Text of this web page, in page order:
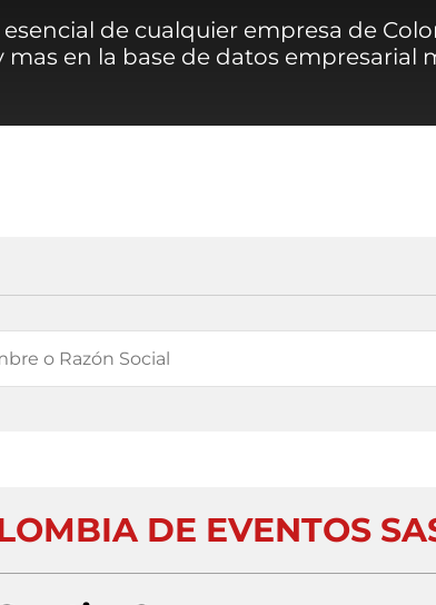
de cualquier empresa de
mas en la base de datos empresarial
DE EVENTOS